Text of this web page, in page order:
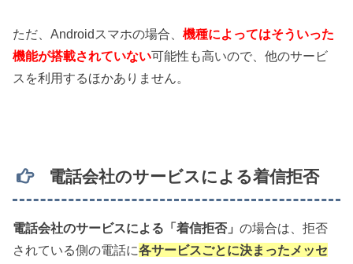
ただ、Androidスマホの場合、機種によってはそういった
機能が搭載されていない可能性も高いので、他のサービ
スを利用するほかありません。
電話会社のサービスによる着信拒否
電話会社のサービスによる「着信拒否」の場合は、拒否
されている側の電話に各サービスごとに決まったメッセ